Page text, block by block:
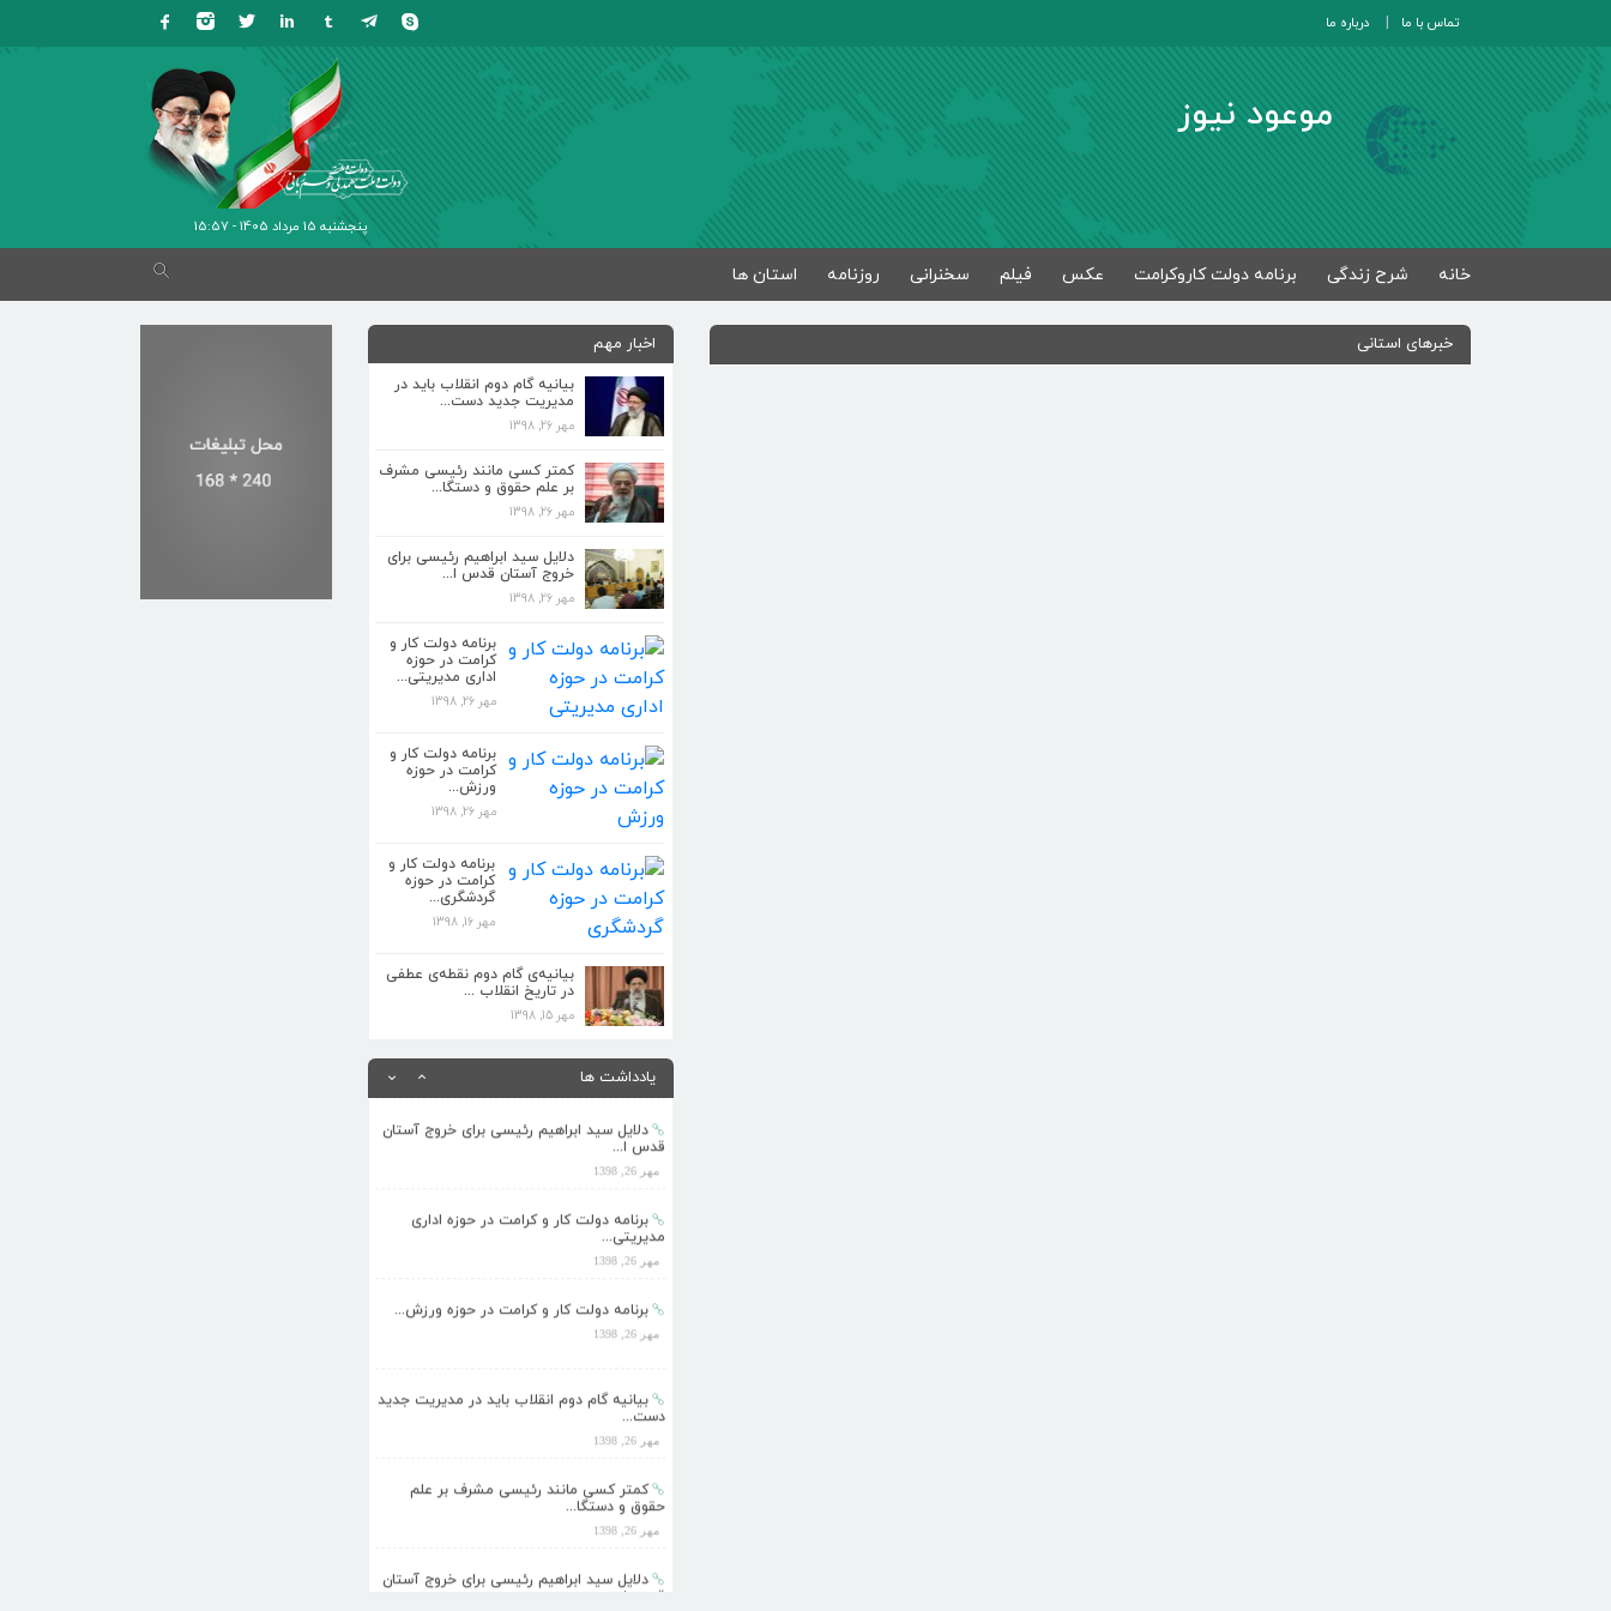
تماس با ما درباره ما
موعود نیوز
پنجشنبه 15 مرداد 1405 - 15:57
خانه شرح زندگی برنامه دولت کاروکرامت عکس فیلم سخنرانی روزنامه استان ها
خبرهای استانی اخبار مهم
بیانیه گام دوم انقلاب باید در
مدیریت جدید دست...
مهر 26, 1398
کمتر کسی مانند رئیسی مشرف
بر علم حقوق و دستگا...
مهر 26, 1398
دلایل سید ابراهیم رئیسی برای
خروج آستان قدس ا...
مهر 26, 1398
برنامه دولت کار و
کرامت در حوزه
اداری مدیریتی...
مهر 26, 1398
برنامه دولت کار و
کرامت در حوزه
ورزش...
مهر 26, 1398
برنامه دولت کار و
کرامت در حوزه
گردشگری...
مهر 16, 1398
بیانیه‌ی گام دوم نقطه‌ی عطفی
در تاریخ انقلاب ...
مهر 15, 1398
یادداشت ها
کمتر کسی مانند رئیسی مشرف بر علم
حقوق و دستگا...
دلایل سید ابراهیم رئیسی برای خروج آستان
قدس ا...
مهر 26, 1398
برنامه دولت کار و کرامت در حوزه اداری
مدیریتی...
مهر 26, 1398
برنامه دولت کار و کرامت در حوزه ورزش...
مهر 26, 1398
دست...
مهر 26, 1398
حقوق و دستگا...
مهر 26, 1398
دلایل سید ابراهیم رئیسی برای خروج آستان
قدس ا...
مهر 26, 1398
برنامه دولت کار و کرامت در حوزه اداری
مدیریتی...
مهر 26, 1398
برنامه دولت کار و کرامت در حوزه ورزش...
مهر 26, 1398
بیانیه گام دوم انقلاب باید در مدیریت جدید
دست...
مهر 26, 1398
کمتر کسی مانند رئیسی مشرف بر علم
حقوق و دستگا...
مهر 26, 1398
دلایل سید ابراهیم رئیسی برای خروج آستان
قدس ا...